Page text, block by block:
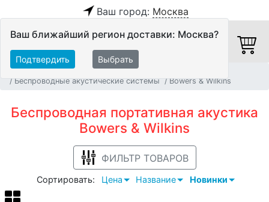
Ваш город: Москва
Ваш ближайший регион доставки: Москва?
Подтвердить Выбрать
Беспроводные акустические системы
Bowers & Wilkins
Беспроводная портативная акустика
Bowers & Wilkins
ФИЛЬТР ТОВАРОВ
Сортировать: Цена Название Новинки